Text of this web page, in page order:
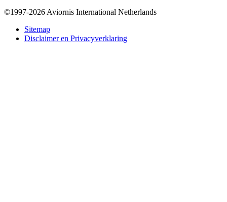
Bottom
©1997-2026 Aviornis International Netherlands
Sitemap
Disclaimer en Privacyverklaring